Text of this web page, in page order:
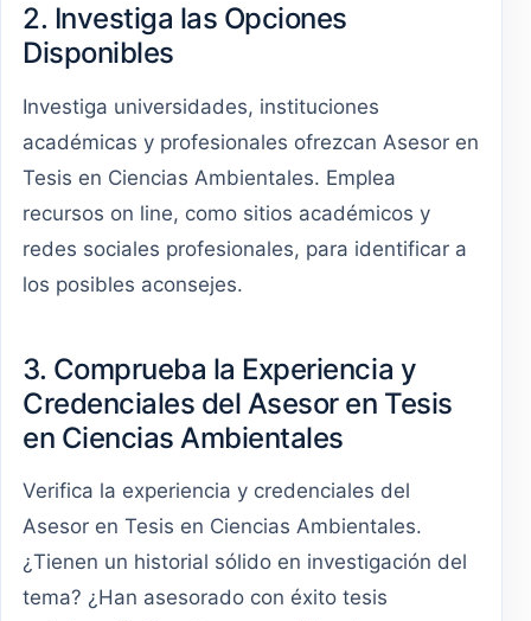
2. Investiga las Opciones
Disponibles
Investiga universidades, instituciones
académicas y profesionales ofrezcan Asesor en
Tesis en Ciencias Ambientales. Emplea
recursos on line, como sitios académicos y
redes sociales profesionales, para identificar a
los posibles aconsejes.
3. Comprueba la Experiencia y
Credenciales del Asesor en Tesis
en Ciencias Ambientales
Verifica la experiencia y credenciales del
Asesor en Tesis en Ciencias Ambientales.
¿Tienen un historial sólido en investigación del
tema? ¿Han asesorado con éxito tesis